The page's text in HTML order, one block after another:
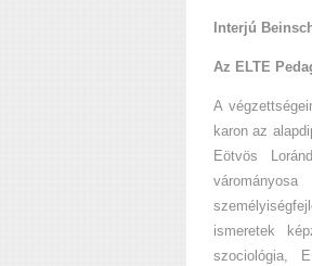
Interjú
Az ELTE
A
karon az
Eötvös
ismeretek
szociológia,